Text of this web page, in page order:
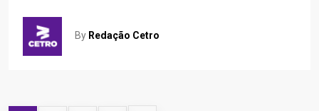
By Redação Cetro